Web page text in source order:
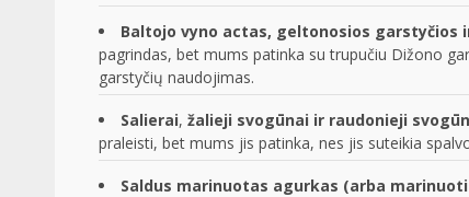
Baltojo vyno actas, geltonosios garstyčios
pagrindas, bet mums patinka su trupučiu Dižono
garstyčių naudojimas.
Salierai, žalieji svogūnai ir raudonieji
praleisti, bet mums jis patinka, nes jis suteikia
Saldus marinuotas agurkas (arba